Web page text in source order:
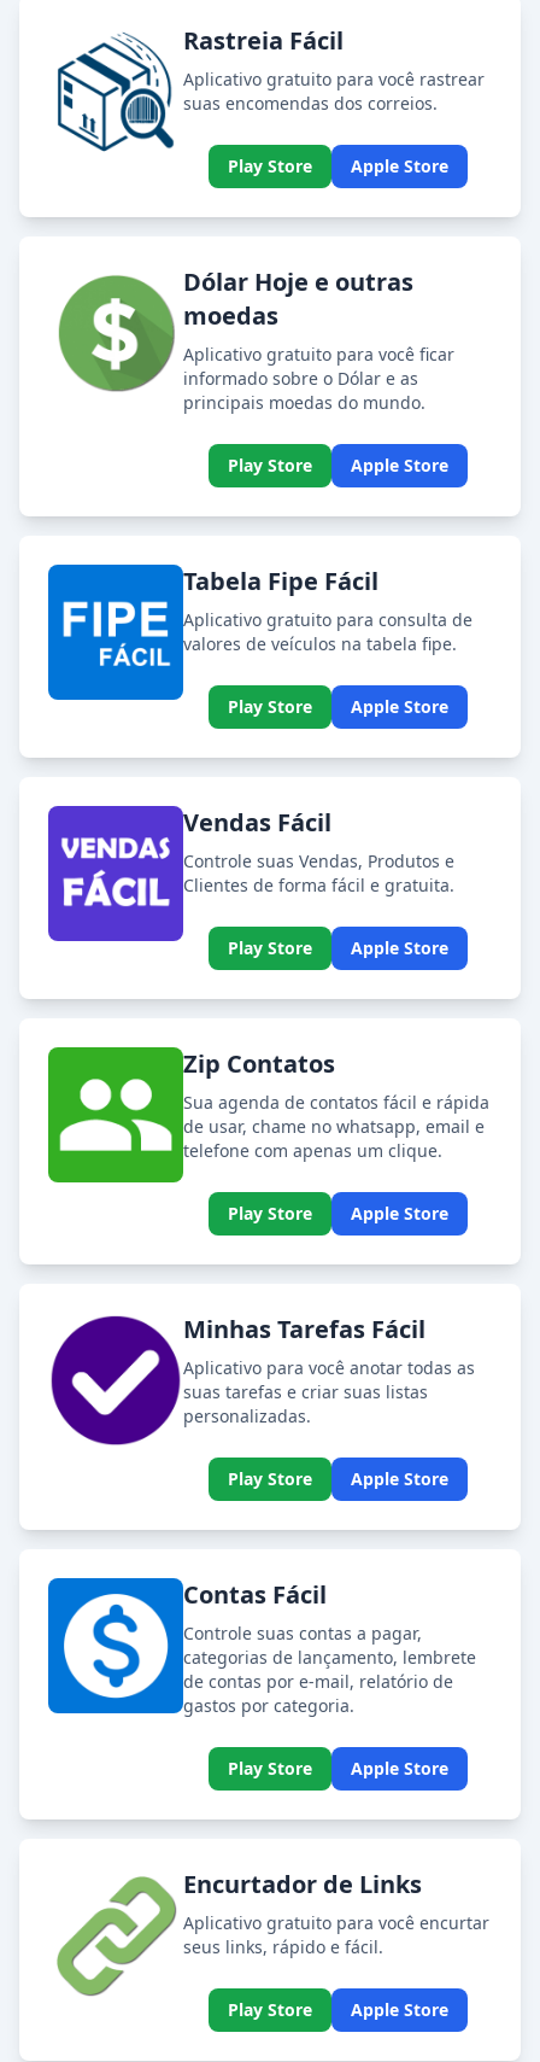
Rastreia Fácil
Aplicativo gratuito para você rastrear
suas encomendas dos correios.
Play Store Apple Store
Dólar Hoje e outras
moedas
Aplicativo gratuito para você ficar
informado sobre o Dólar e as
principais moedas do mundo.
Play Store Apple Store
Tabela Fipe Fácil
Aplicativo gratuito para consulta de
valores de veículos na tabela fipe.
Play Store Apple Store
Vendas Fácil
Controle suas Vendas, Produtos e
Clientes de forma fácil e gratuita.
Play Store Apple Store
Zip Contatos
Sua agenda de contatos fácil e rápida
de usar, chame no whatsapp, email e
telefone com apenas um clique.
Play Store Apple Store
Minhas Tarefas Fácil
Aplicativo para você anotar todas as
suas tarefas e criar suas listas
personalizadas.
Play Store Apple Store
Contas Fácil
Controle suas contas a pagar,
categorias de lançamento, lembrete
de contas por e-mail, relatório de
gastos por categoria.
Play Store Apple Store
Encurtador de Links
Aplicativo gratuito para você encurtar
seus links, rápido e fácil.
Play Store Apple Store